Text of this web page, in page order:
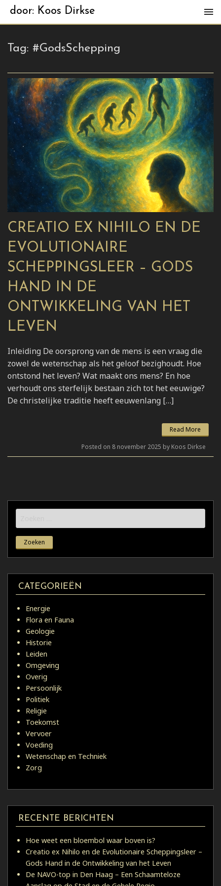
door: Koos Dirkse
Tag: #GodsSchepping
CREATIO EX NIHILO EN DE
EVOLUTIONAIRE
SCHEPPINGSLEER – GODS
HAND IN DE
ONTWIKKELING VAN HET
LEVEN
Inleiding De oorsprong van de mens is een vraag die
zowel de wetenschap als het geloof bezighoudt. Hoe
ontstond het leven? Wat maakt ons mens? En hoe
verhoudt ons sterfelijk bestaan zich tot het eeuwige?
De christelijke traditie heeft eeuwenlang […]
Read More
Posted on 8 november 2025 by Koos Dirkse
naar:
CATEGORIEËN
Energie
Flora en Fauna
Geologie
Historie
Leiden
Omgeving
Overig
Persoonlijk
Politiek
Religie
Toekomst
Vervoer
Voeding
Wetenschap en Techniek
Zorg
RECENTE BERICHTEN
Hoe weet een bloembol waar boven is?
Creatio ex Nihilo en de Evolutionaire Scheppingsleer –
Gods Hand in de Ontwikkeling van het Leven
De NAVO-top in Den Haag – Een Schaamteloze